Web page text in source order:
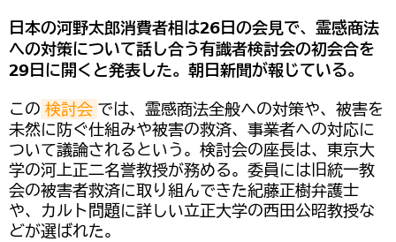
日本の河野太郎消費者相は26日の会見で、霊感商法
への対策について話し合う有識者検討会の初会合を
29日に開くと発表した。朝日新聞が報じている。
この 検討会 では、霊感商法全般への対策や、被害を
未然に防ぐ仕組みや被害の救済、事業者への対応に
ついて議論されるという。検討会の座長は、東京大
学の河上正二名誉教授が務める。委員には旧統一教
会の被害者救済に取り組んできた紀藤正樹弁護士
や、カルト問題に詳しい立正大学の西田公昭教授な
どが選ばれた。